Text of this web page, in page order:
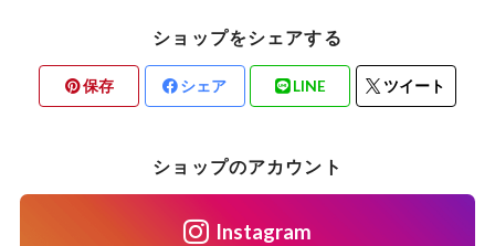
ショップをシェアする
保存 シェア LINE ツイート
ショップのアカウント
Instagram